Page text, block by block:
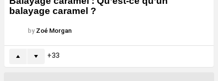
balayage caramel ?
by Zoé Morgan
33